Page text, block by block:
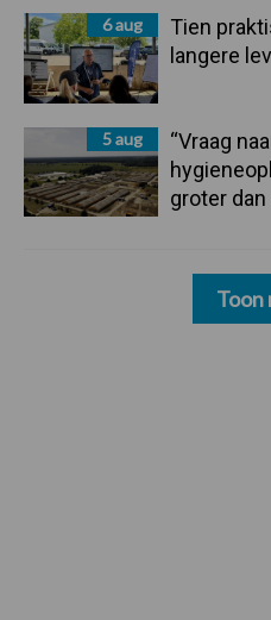
6 aug
Tien
langere
5 aug
“Vraag
groter dan
Toon